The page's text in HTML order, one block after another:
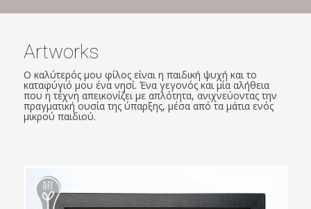
Artworks
Ο καλύτερός μου φίλος είναι η παιδική ψυχή και το
καταφύγιό μου ένα νησί. Ένα γεγονός και μία αλήθεια
που η τέχνη απεικονίζει με απλότητα, ανιχνεύοντας την
πραγματική ουσία της ύπαρξης, μέσα από τα μάτια ενός
μικρού παιδιού.